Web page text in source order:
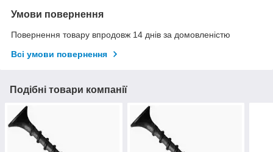
Умови повернення
Повернення товару впродовж 14 днів за домовленістю
Всі умови повернення
Подібні товари компанії